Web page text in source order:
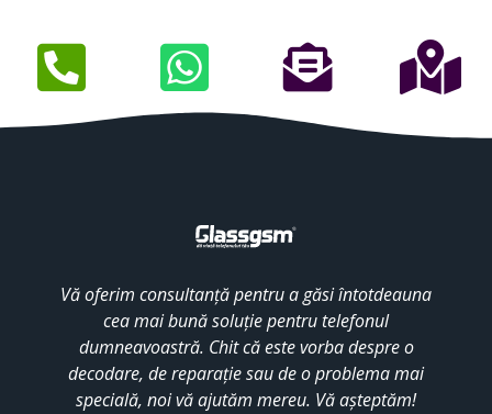
Vă oferim consultanță pentru a găsi întotdeauna
cea mai bună soluție pentru telefonul
dumneavoastră. Chit că este vorba despre o
decodare, de reparație sau de o problema mai
specială, noi vă ajutăm mereu. Vă așteptăm!